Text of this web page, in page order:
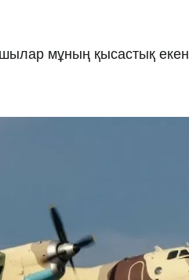
мұның қысастық